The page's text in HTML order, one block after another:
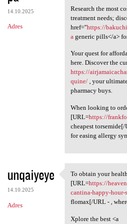
14.10.2025
Adres
Research the most
treatment needs;
href="https://
a generic pills</a>
Your quest for
here. Discover the
https://
quine/, your
pharmacy buys.
When looking to
[URL=https://
cheapest
for easing allergy
unqaiyeye
14.10.2025
Adres
To obtain your
To obtain your
[URL=https://
cantina-happy-hour-
flomax[/URL - ,
Xplore the best <a